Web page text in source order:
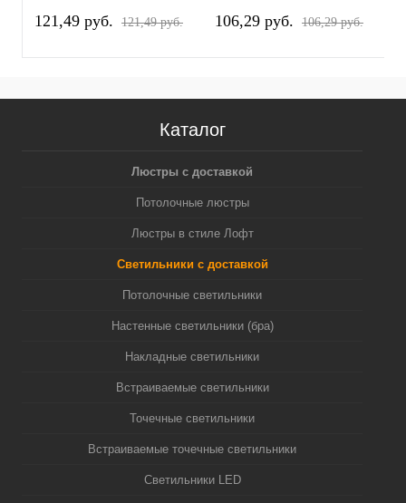
121,49 pуб. 121,49 pуб. 106,29 pуб. 106,29 pуб.
Каталог
Люстры с доставкой
Потолочные люстры
Люстры в стиле Лофт
Светильники с доставкой
Потолочные светильники
Настенные светильники (бра)
Накладные светильники
Встраиваемые светильники
Точечные светильники
Встраиваемые точечные светильники
Светильники LED